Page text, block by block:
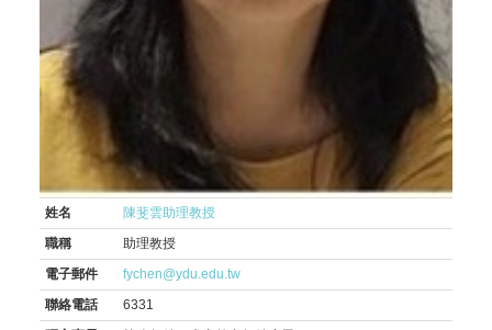
姓名
陳斐雲助理教授
職稱
助理教授
電子郵件
fychen@ydu.edu.tw
聯絡電話
6331